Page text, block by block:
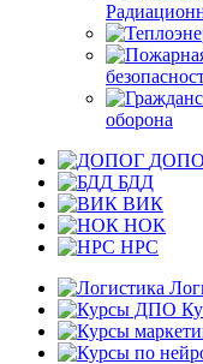
оборона
БДД
ВИК
НОК
НРС